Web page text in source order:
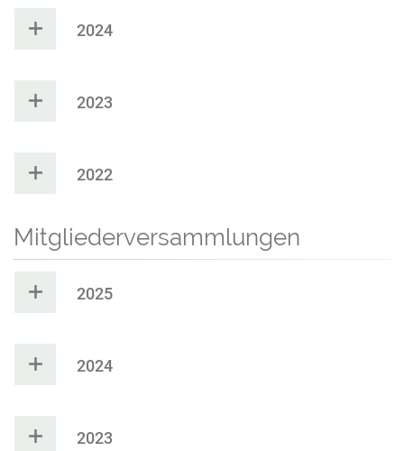
2024
2023
2022
Mitgliederversammlungen
2025
2024
2023